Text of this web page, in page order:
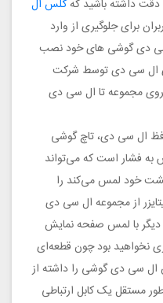
داشته باشید کهگلس ال
برای جلوگیری از وارد
دی گوشی های خود نصب
ال سی دی توسط شرکت
مجموعه تا ال سی دی
ال سی دی، تاچ گوشی
فشار است که می‌تواند
خود لمس می‌کند را
از مجموعه ال سی دی
با لمس صفحه نمایش
نخواهید بود چون قطعه‌ای
سی دی گوشی را داشته از
مستقل یک کابل ارتباطی